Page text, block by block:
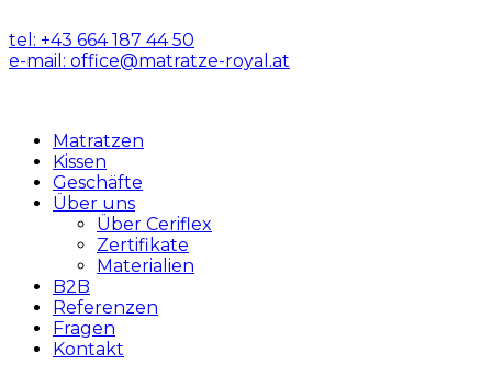
to
content
tel: +43 664 187 44 50
e-mail: office@matratze-royal.at
Matratzen
Kissen
Geschäfte
Über uns
Über Ceriflex
Zertifikate
Materialien
B2B
Referenzen
Fragen
Kontakt